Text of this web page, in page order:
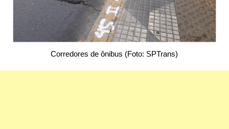
Corredores de ônibus (Foto: SPTrans)